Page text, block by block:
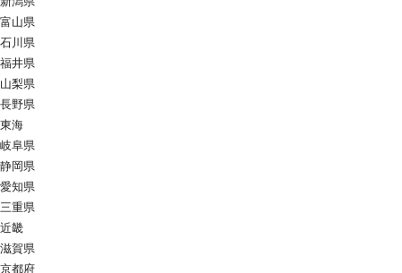
富山県
石川県
福井県
山梨県
長野県
東海
岐阜県
静岡県
愛知県
三重県
近畿
滋賀県
京都府